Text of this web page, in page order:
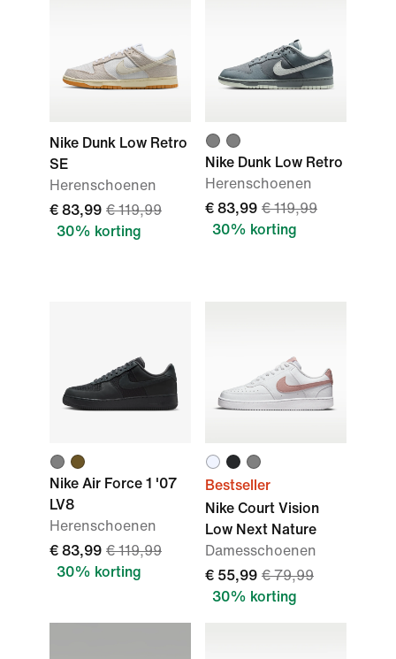
Nike Dunk Low Retro
SE
Herenschoenen
€ 83,99 € 119,99
30% korting
Nike Dunk Low Retro
Herenschoenen
€ 83,99 € 119,99
30% korting
Nike Air Force 1 '07
LV8
Herenschoenen
€ 83,99 € 119,99
30% korting
Bestseller
Nike Court Vision
Low Next Nature
Damesschoenen
€ 55,99 € 79,99
30% korting